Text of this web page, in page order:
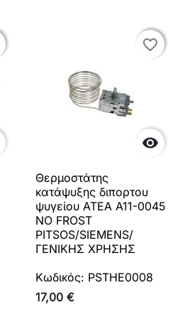

favorite_border
favorite_border
Θερμοστάτης
κατάψυξης διπορτου
ψυγείου ATEA A11-0045
NO FROST
PITSOS/SIEMENS/
ΓΕΝΙΚΗΣ ΧΡΗΣΗΣ
Κωδικός: PSTHE0008
17,00 €